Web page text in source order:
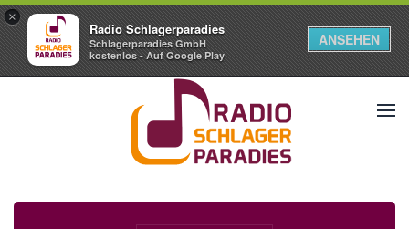
×
Radio Schlagerparadies
Schlagerparadies GmbH
kostenlos - Auf Google Play
ANSEHEN